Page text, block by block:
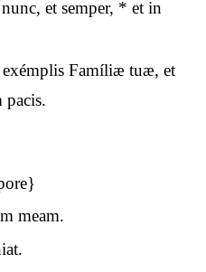
et semper, * et in
Famíliæ tuæ, et
pacis.
meam.